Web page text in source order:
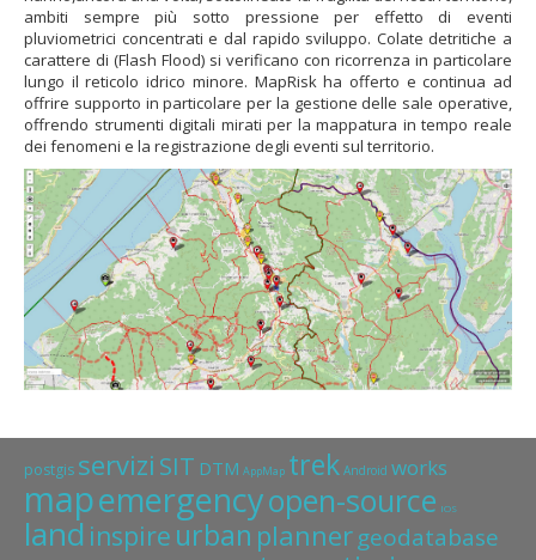
ambiti sempre più sotto pressione per effetto di eventi
pluviometrici concentrati e dal rapido sviluppo. Colate detritiche a
carattere di (Flash Flood) si verificano con ricorrenza in particolare
lungo il reticolo idrico minore. MapRisk ha offerto e continua ad
offrire supporto in particolare per la gestione delle sale operative,
offrendo strumenti digitali mirati per la mappatura in tempo reale
dei fenomeni e la registrazione degli eventi sul territorio.
postgis servizi SIT DTM AppMap trek Android works
mapemergencyopen-source IOS
land inspire urban plannergeodatabase